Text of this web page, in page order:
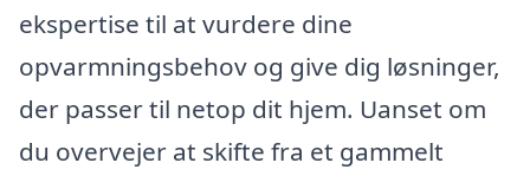
ekspertise til at vurdere dine
opvarmningsbehov og give dig løsninger,
der passer til netop dit hjem. Uanset om
du overvejer at skifte fra et gammelt